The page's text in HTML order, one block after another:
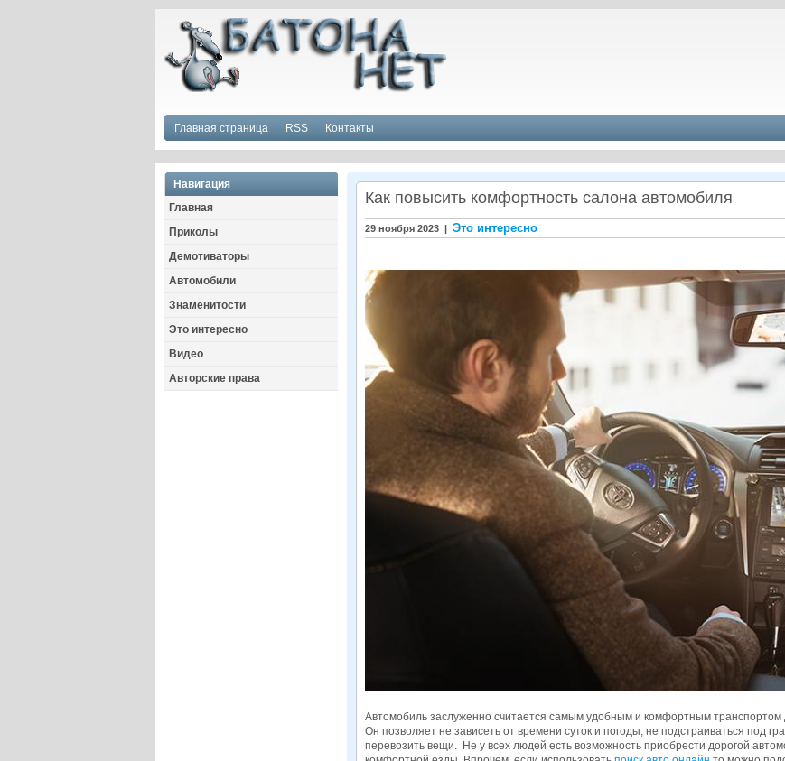
Главная страница RSS Контакты
Навигация
Главная
Приколы
Демотиваторы
Автомобили
Знаменитости
Это интересно
Видео
Авторские права
Как повысить комфортность салона автомобиля
29 ноября 2023 | Это интересно
Автомобиль заслуженно считается самым удобным и комфортным транспортом
Он позволяет не зависеть от времени суток и погоды, не подстраиваться под
перевозить вещи. Не у всех людей есть возможность приобрести дорогой